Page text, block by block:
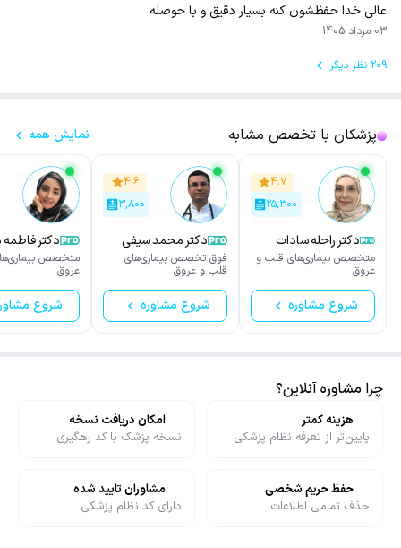
عالی خدا حفظشون کنه بسیار دقیق و با حوصله
03 مرداد 1405
209 نظر دیگر
پزشکان با تخصص مشابه نمایش همه
۴.۷
۲۵,۳۰۰
دکتر راحله سادات
سجادی نیا
متخصص بیماری‌های قلب و
عروق
شروع مشاوره
۴.۶
۳,۸۰۰
دکتر محمد سیفی
فوق تخصص بیماری‌های
قلب و عروق
شروع مشاوره
دکتر
زادهمتخصص
عروق
شروع
چرا مشاوره آنلاین؟
هزینه کمتر
پایین‌تر از تعرفه نظام پزشکی
امکان دریافت نسخه
نسخه پزشک با کد رهگیری
حفظ حریم شخصی
حذف تمامی اطلاعات
مشاوران تایید شده
دارای کد نظام پزشکی